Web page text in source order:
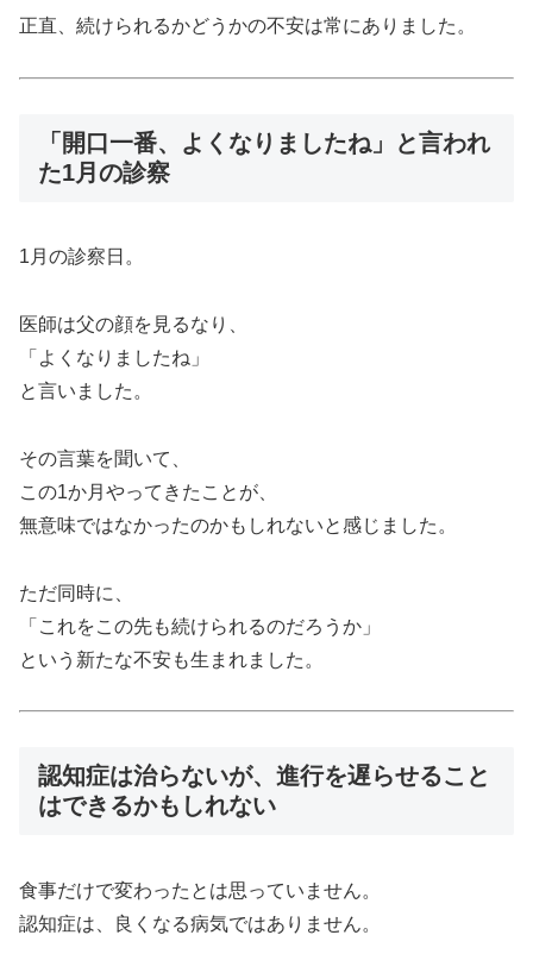
正直、続けられるかどうかの不安は常にありました。
「開口一番、よくなりましたね」と言われ
た1月の診察
1月の診察日。
医師は父の顔を見るなり、
「よくなりましたね」
と言いました。
その言葉を聞いて、
この1か月やってきたことが、
無意味ではなかったのかもしれないと感じました。
ただ同時に、
「これをこの先も続けられるのだろうか」
という新たな不安も生まれました。
認知症は治らないが、進行を遅らせること
はできるかもしれない
食事だけで変わったとは思っていません。
認知症は、良くなる病気ではありません。